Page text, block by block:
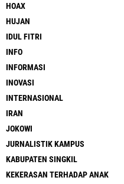
HOAX
HUJAN
IDUL FITRI
INFO
INFORMASI
INOVASI
INTERNASIONAL
IRAN
JOKOWI
JURNALISTIK KAMPUS
KABUPATEN SINGKIL
KEKERASAN TERHADAP ANAK